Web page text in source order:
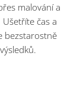
malování a
čas a
bezstarostně